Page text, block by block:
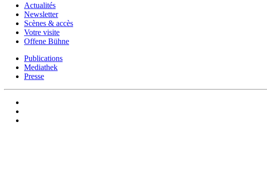
Actualités
Newsletter
Scènes & accès
Votre visite
Offene Bühne
Publications
Mediathek
Presse